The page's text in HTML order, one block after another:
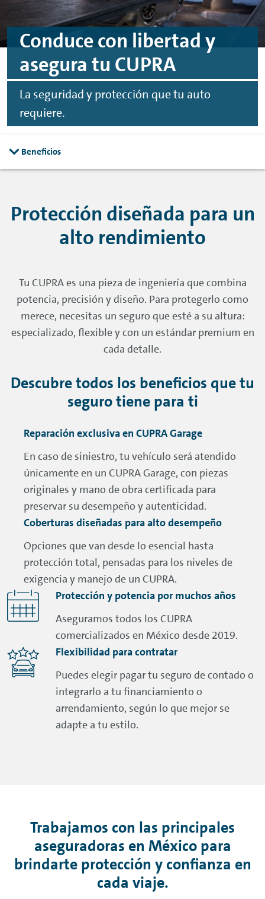
Conduce con libertad y
asegura tu CUPRA
La seguridad y protección que tu auto
requiere.
Beneficios
Protección diseñada para un
alto rendimiento
Tu CUPRA es una pieza de ingeniería que combina
potencia, precisión y diseño. Para protegerlo como
merece, necesitas un seguro que esté a su altura:
especializado, flexible y con un estándar premium en
cada detalle.
Descubre todos los beneficios que tu
seguro tiene para ti
Reparación exclusiva en CUPRA Garage
En caso de siniestro, tu vehículo será atendido
únicamente en un CUPRA Garage, con piezas
originales y mano de obra certificada para
preservar su desempeño y autenticidad.
Coberturas diseñadas para alto desempeño
Opciones que van desde lo esencial hasta
protección total, pensadas para los niveles de
exigencia y manejo de un CUPRA.
Protección y potencia por muchos años
Aseguramos todos los CUPRA
comercializados en México desde 2019.
Flexibilidad para contratar
Puedes elegir pagar tu seguro de contado o
integrarlo a tu financiamiento o
arrendamiento, según lo que mejor se
adapte a tu estilo.
Trabajamos con las principales
aseguradoras en México para
brindarte protección y confianza en
cada viaje.